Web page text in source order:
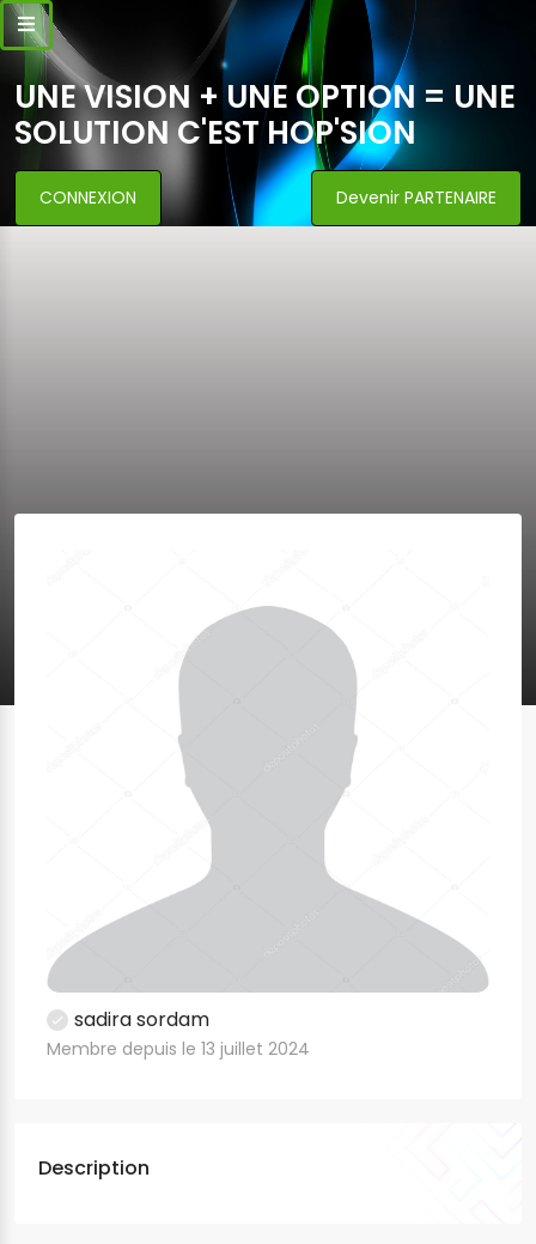
UNE VISION + UNE OPTION = UNE
SOLUTION C'EST HOP'SION
CONNEXION Devenir PARTENAIRE
sadira sordam
Membre depuis le 13 juillet 2024
Description